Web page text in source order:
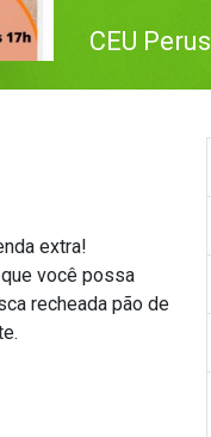
CEU Perus
extra!
você possa
recheada pão de